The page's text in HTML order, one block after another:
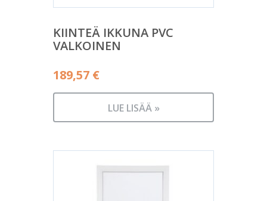
KIINTEÄ IKKUNA PVC
VALKOINEN
189,57 €
LUE LISÄÄ »